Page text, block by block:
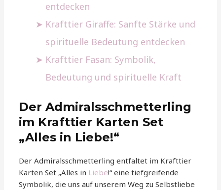
entdecken
Krafttier Giraffe: Sanfte Stärke und
spirituelle Bedeutung entdecken
Krafttier Fasan: Symbolik,
Bedeutung und spirituelle Kraft
Der Admiralsschmetterling
im Krafttier Karten Set
„Alles in Liebe!“
Der Admiralsschmetterling entfaltet im Krafttier
Karten Set „Alles in Liebe!“ eine tiefgreifende
Symbolik, die uns auf unserem Weg zu Selbstliebe